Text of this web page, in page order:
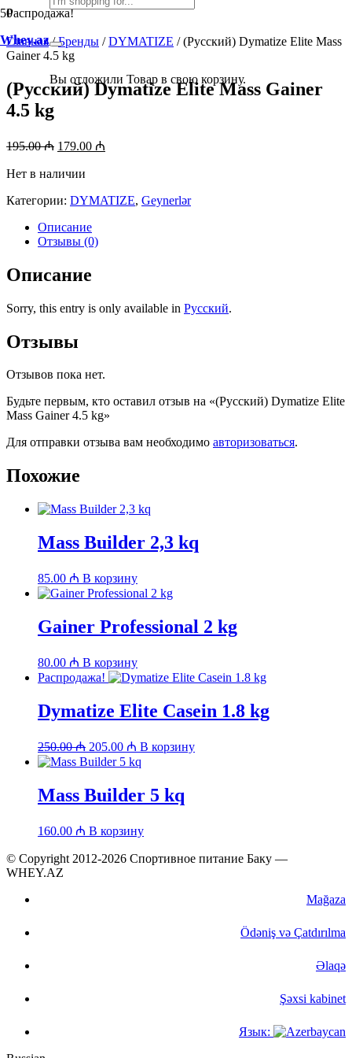
Whey.az
Вы отложили Товар в свою корзину.
Распродажа!
Главная/Бренды /DYMATIZE / (Русский) Dymatize Elite Mass
Gainer 4.5 kg
(Русский) Dymatize Elite Mass Gainer
4.5 kg
195.00₼ Первоначальная
составляла
179.00 ₼
Нет в наличии
Категории: DYMATIZE, Geynerlər
Описание
Отзывы (0)
Описание
Sorry, this entry is only available in Русский.
Отзывы
Отзывов пока нет.
Будьте первым, кто оставил отзыв на «(Русский) Dymatize Elite
Mass Gainer 4.5 kg»
Для отправки отзыва вам необходимо авторизоваться.
Похожие
Mass Builder 2,3 kq
85.00 ₼ В корзину
Gainer Professional 2 kg
80.00 ₼ В корзину
Распродажа!
Dymatize Elite Casein 1.8 kg
250.00₼ Первоначальная
цена
составляла
250.00 ₼.
205.00 ₼ Текущая
цена:
В корзину
Mass Builder 5 kq
160.00 ₼ В корзину
© Copyright 2012-2026 Спортивное питание Баку —
WHEY.AZ
Mağaza
Ödəniş və Çatdırılma
Əlaqə
Şəxsi kabinet
Язык: